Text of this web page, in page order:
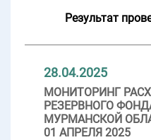
Результат
28.04.2025
МОНИТОРИНГ
РЕЗЕРВНОГО
МУРМАНСКОЙ
01 АПРЕЛЯ 2025